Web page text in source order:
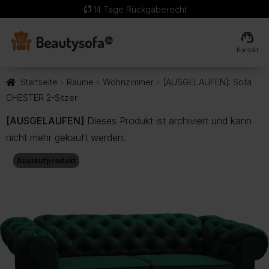
sync 14 Tage Rückgaberecht
support_agent
Kontakt
Startseite Räume Wohnzimmer
[AUSGELAUFEN]: Sofa
CHESTER 2-Sitzer
[AUSGELAUFEN] Dieses Produkt ist archiviert und kann
nicht mehr gekauft werden.
Auslaufprodukt